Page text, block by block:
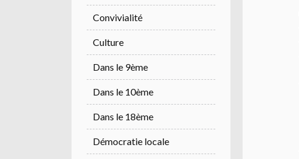
Convivialité
Culture
Dans le 9ème
Dans le 10ème
Dans le 18ème
Démocratie locale